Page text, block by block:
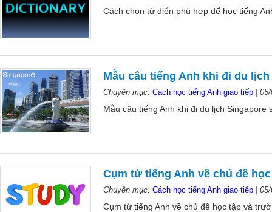
Cách chọn từ điển phù hợp để học tiếng
Mẫu câu tiếng Anh khi đi du
Chuyên mục: Cách học tiếng Anh giao tiếp
Mẫu câu tiếng Anh khi đi du lịch
Cụm từ tiếng Anh về chủ đề
Chuyên mục: Cách học tiếng Anh giao tiếp
Cụm từ tiếng Anh về chủ đề học tập và